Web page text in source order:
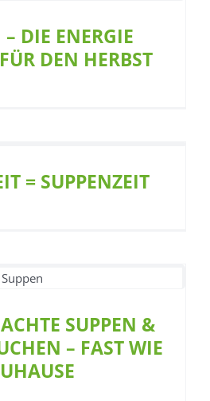
Ernährung Restaurant
– DIE ENERGIE
DEN HERBST
= SUPPENZEIT
SUPPEN &
Café Restaurant
SUPPEN &
– FAST WIE